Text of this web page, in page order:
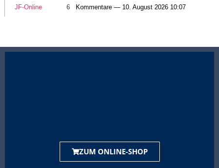
JF-Online 6 Kommentare — 10. August 2026 10:07
ZUM ONLINE-SHOP